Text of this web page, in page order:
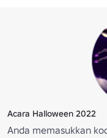
Acara Halloween 2022
Anda memasukkan